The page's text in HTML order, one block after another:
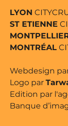
LYON
ST ETIENNE
MONTRÉAL
Webdesign
Logo par
Edition par
Banque